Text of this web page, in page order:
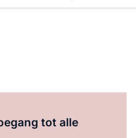
tot alle